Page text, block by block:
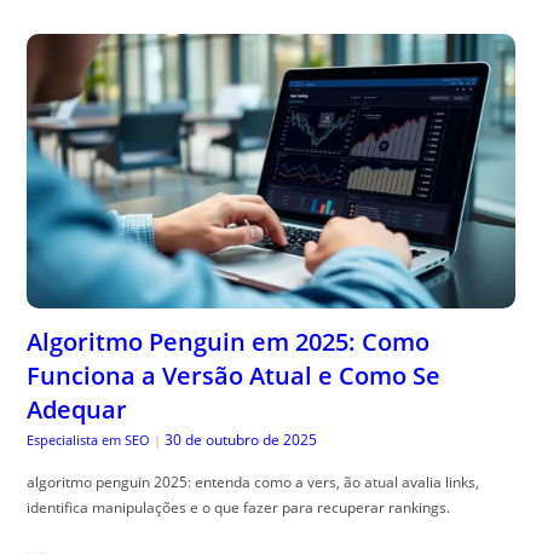
Algoritmo Penguin em 2025: Como
Funciona a Versão Atual e Como Se
Adequar
Especialista em SEO | 30 de outubro de 2025
algoritmo penguin 2025: entenda como a vers, ão atual avalia links,
identifica manipulações e o que fazer para recuperar rankings.